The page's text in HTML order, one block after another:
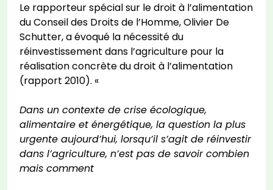
Le rapporteur spécial sur le droit à l’alimentation
du Conseil des Droits de l’Homme, Olivier De
Schutter, a évoqué la nécessité du
réinvestissement dans l’agriculture pour la
réalisation concrète du droit à l’alimentation
(rapport 2010). «
Dans un contexte de crise écologique,
alimentaire et énergétique, la question la plus
urgente aujourd’hui, lorsqu’il s’agit de réinvestir
dans l’agriculture, n’est pas de savoir combien
mais comment